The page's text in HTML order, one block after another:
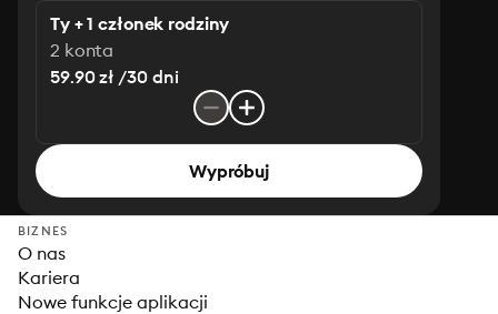
Ty + 1 członek rodziny
2 konta
59.90 zł /30 dni
Wypróbuj
BIZNES
O nas
Kariera
Nowe funkcje aplikacji